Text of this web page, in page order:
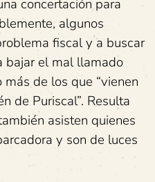
concertación para
algunos
fiscal y a buscar
bajar el mal llamado
más de los que “vienen
de Puriscal”. Resulta
asisten quienes
y son de luces